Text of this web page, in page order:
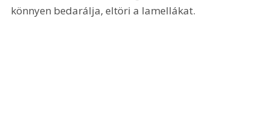
könnyen bedarálja, eltöri a lamellákat.